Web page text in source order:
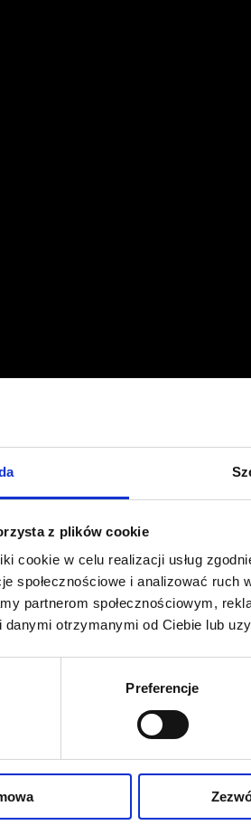
z plików cookie
cookie w celu realizacji usług
społecznościowe i analizować
partnerom społecznościowym,
danymi otrzymanymi od Ciebie lub
Preferencje